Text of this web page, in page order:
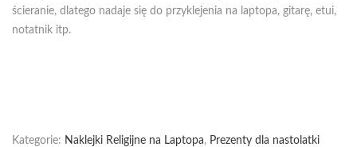
ścieranie, dlatego nadaje się do przyklejenia na laptopa, gitarę, etui,
notatnik itp.
Kategorie: Naklejki Religijne na Laptopa, Prezenty dla nastolatki